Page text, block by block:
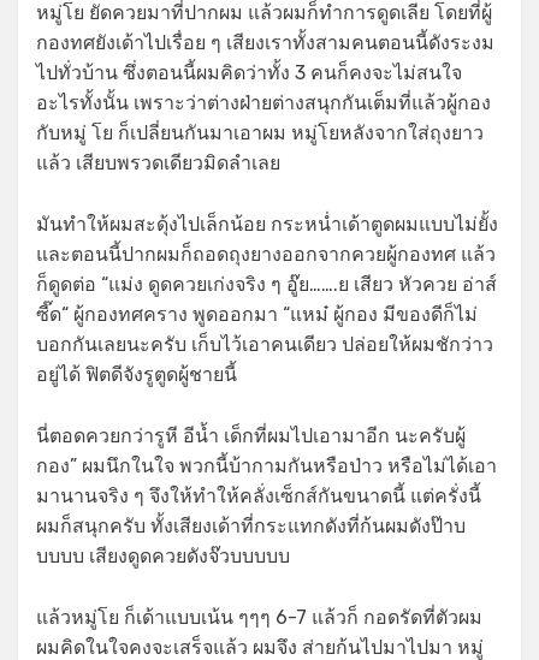
หมู่โย ยัดควยมาที่ปากผม แล้วผมก็ทำการดูดเลีย โดยที่ผู้
กองทศยังเด้าไปเรื่อย ๆ เสียงเราทั้งสามคนตอนนี้ดังระงม
ไปทั่วบ้าน ซึ่งตอนนี้ผมคิดว่าทั้ง 3 คนก็คงจะไม่สนใจ
อะไรทั้งนั้น เพราะว่าต่างฝ่ายต่างสนุกกันเต็มที่แล้วผู้กอง
กับหมู่ โย ก็เปลี่ยนกันมาเอาผม หมู่โยหลังจากใส่ถุงยาว
แล้ว เสียบพรวดเดียวมิดลำเลย
มันทำให้ผมสะดุ้งไปเล็กน้อย กระหน่ำเด้าตูดผมแบบไม่ยั้ง
และตอนนี้ปากผมก็ถอดถุงยางออกจากควยผู้กองทศ แล้ว
ก็ดูดต่อ “แม่ง ดูดควยเก่งจริง ๆ อู๊ย…….ย เสียว หัวควย อ่าส์
ซี๊ด“ ผู้กองทศคราง พูดออกมา “แหม๋ ผู้กอง มีของดีก็ไม่
บอกกันเลยนะครับ เก็บไว้เอาคนเดียว ปล่อยให้ผมชักว่าว
อยู่ได้ ฟิตดีจังรูตูดผู้ชายนี้
นี่ตอดควยกว่ารูหี อีน้ำ เด็กที่ผมไปเอามาอีก นะครับผู้
กอง” ผมนึกในใจ พวกนี้บ้ากามกันหรือป่าว หรือไม่ได้เอา
มานานจริง ๆ จึงให้ทำให้คลั่งเซ็กส์กันขนาดนี้ แต่ครั่งนี้
ผมก็สนุกครับ ทั้งเสียงเด้าที่กระแทกดังที่ก้นผมดังป๊าบ
บบบบ เสียงดูดควยดังจ๊วบบบบบ
แล้วหมู่โย ก็เด้าแบบเน้น ๆๆๆ 6-7 แล้วก็ กอดรัดที่ตัวผม
ผมคิดในใจคงจะเสร็จแล้ว ผมจึง ส่ายก้นไปมาไปมา หมู่